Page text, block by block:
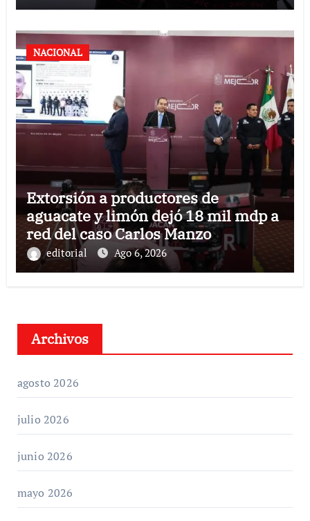
NACIONAL
Extorsión a productores de
aguacate y limón dejó 18 mil mdp a
red del caso Carlos Manzo
editorial Ago 6, 2026
Archivos
agosto 2026
julio 2026
junio 2026
mayo 2026